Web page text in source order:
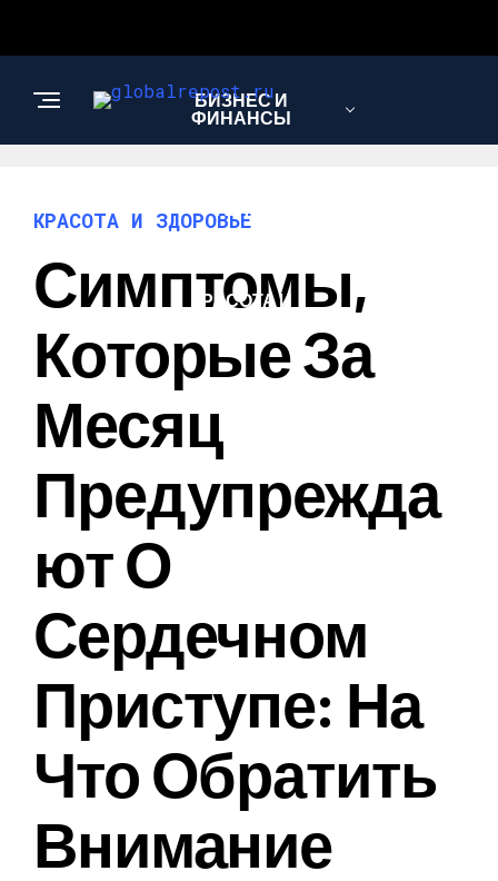
БИЗНЕС И
ФИНАНСЫ
АВТО
КРАСОТА И
КРАСОТА И ЗДОРОВЬЕ
Симптомы,
Которые За
Месяц
Предупрежда
Ют О
Сердечном
Приступе: На
Что Обратить
Внимание